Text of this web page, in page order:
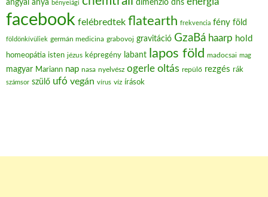
angyal anya bényeiági dimenzió dns
facebook felébredtek flatearth frekvencia fény föld
földönkívüliek germán medicina grabovoj gravitáció GzaBá haarp hold
homeopátia isten jézus képregény labant lapos föld madocsai mag
magyar Mariann nap nasa nyelvész ogerle oltás repülő rezgés rák
számsor szülő ufó vegán vírus víz írások